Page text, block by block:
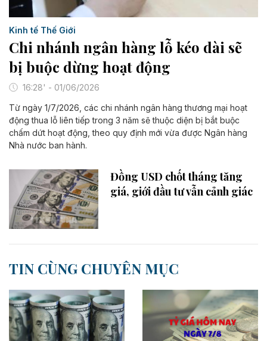
Kinh tế Thế Giới
Chi nhánh ngân hàng lỗ kéo dài sẽ
bị buộc dừng hoạt động
16:28' - 01/06/2026
Từ ngày 1/7/2026, các chi nhánh ngân hàng thương mại hoạt
động thua lỗ liên tiếp trong 3 năm sẽ thuộc diện bị bắt buộc
chấm dứt hoạt động, theo quy định mới vừa được Ngân hàng
Nhà nước ban hành.
Đồng USD chốt tháng tăng
giá, giới đầu tư vẫn cảnh giác
TIN CÙNG CHUYÊN MỤC